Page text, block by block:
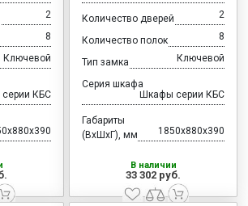
2
8
Ключевой
КБС
Количество дверей 2
Количество полок 8
Тип замка Ключевой
Серия шкафа
Шкафы серии КБС
Габариты
(ВхШхГ), мм
1850x880x390
В наличии
33 302 руб.